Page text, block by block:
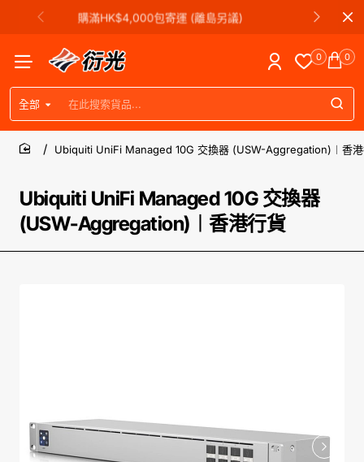
購滿HK$4,000包寄運 (離島另議)
0 0
全部
在
此
搜
索
品...
Ubiquiti UniFi Managed 10G 交換器
(USW-Aggregation)︱香港行貨
home
Ubiquiti UniFi Managed 10G 交換器 (USW-Aggregation)︱香